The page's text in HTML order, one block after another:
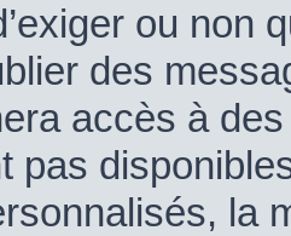
ou non
des
accès à
pas
la